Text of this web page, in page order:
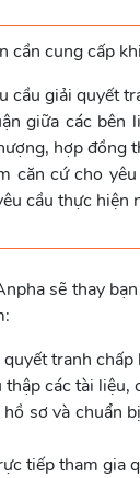
cần cung cấp
cầu giải quyết
giữa các bên
hợp đồng
căn cứ cho
cầu thực hiện
sẽ thay
tranh
các tài
sơ và chuẩn
tiếp tham gia